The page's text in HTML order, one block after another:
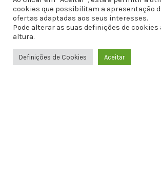
dd-mm-yyyy
Política de Privacidade
Subscrever
Espelho
Retrovisor Com
10.70€
cookies que possibilitam a apresentação
ofertas adaptadas aos seus interesses.
Pode alterar as suas definições de cookies
altura.
Definições de Cookies Aceitar
0